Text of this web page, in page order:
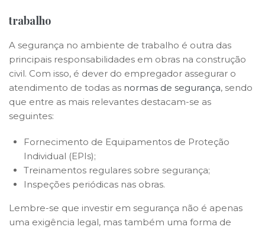
trabalho
A segurança no ambiente de trabalho é outra das
principais responsabilidades em obras na construção
civil. Com isso, é dever do empregador assegurar o
atendimento de todas as normas de segurança, sendo
que entre as mais relevantes destacam-se as
seguintes:
Fornecimento de Equipamentos de Proteção
Individual (EPIs);
Treinamentos regulares sobre segurança;
Inspeções periódicas nas obras.
Lembre-se que investir em segurança não é apenas
uma exigência legal, mas também uma forma de